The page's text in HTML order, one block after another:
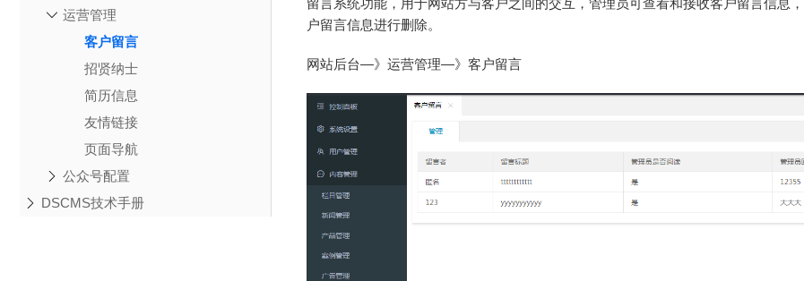
运营管理
客户留言
招贤纳士
简历信息
友情链接
页面导航
公众号配置
DSCMS技术手册
留言系统功能，用于网站方与客户之间的交互，管理员可查看和接收客户留言信息
户留言信息进行删除。
网站后台—》运营管理—》客户留言